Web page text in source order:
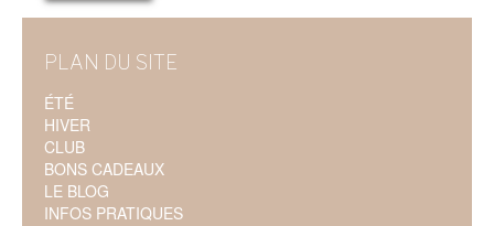
PLAN DU SITE
ÉTÉ
HIVER
CLUB
BONS CADEAUX
LE BLOG
INFOS PRATIQUES